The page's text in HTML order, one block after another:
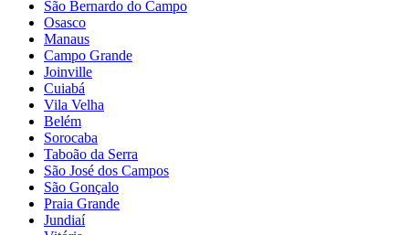
São Bernardo do Campo
Osasco
Manaus
Campo Grande
Joinville
Cuiabá
Vila Velha
Belém
Sorocaba
Taboão da Serra
São José dos Campos
São Gonçalo
Praia Grande
Jundiaí